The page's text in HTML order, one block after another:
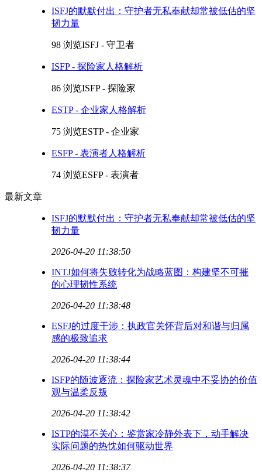
ISFJ的默默付出：守护者无私奉献却常被低估的坚
韧力量
98 浏览ISFJ - 守卫者
ISFP - 探险家人格解析
86 浏览ISFP - 探险家
ESTP - 企业家人格解析
75 浏览ESTP - 企业家
ESFP - 表演者人格解析
74 浏览ESFP - 表演者
最新文章
ISFJ的默默付出：守护者无私奉献却常被低估的坚
韧力量
2026-04-20 11:38:50
INTJ如何将失败转化为战略蓝图：构建坚不可摧
的心理韧性系统
2026-04-20 11:38:48
ESFJ的过度干涉：执政官关怀背后对和谐与归属
感的极致追求
2026-04-20 11:38:44
ISFP的随波逐流：探险家艺术灵魂中不妥协的价值
观与温柔反叛
2026-04-20 11:38:42
ISTP的漠不关心：鉴赏家冷静外表下，动手解决
实际问题的热忱如何驱动世界
2026-04-20 11:38:37